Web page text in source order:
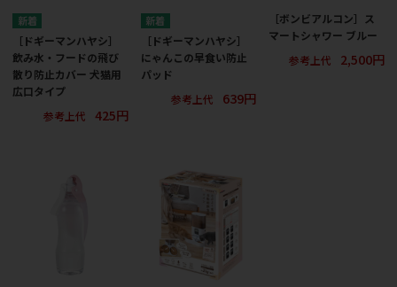
［ドギーマンハヤシ］
飲み水・フードの飛び
散り防止カバー 犬猫用
広口タイプ
参考上代
425円
［ドギーマンハヤシ］
にゃんこの早食い防止
パッド
参考上代
639円
［ボンビアルコン］ス
マートシャワー ブルー
参考上代
2,500円